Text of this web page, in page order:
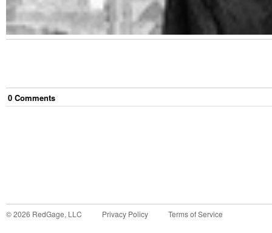
0 Comments
©2026 RedGage, LLC Privacy Policy Terms of Service